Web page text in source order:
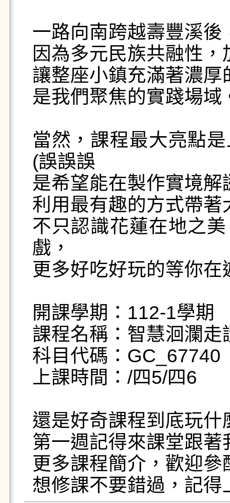
一路向南跨越壽豐溪
因為多元民族共融性
讓整座小鎮充滿著濃
是我們聚焦的實踐場域
當然，課程最大亮點
(誤誤誤
是希望能在製作實境
利用最有趣的方式帶
不只認識花蓮在地之
戲，
更多好吃好玩的等你在
開課學期：112-1學期
課程名稱：智慧洄瀾走
科目代碼：GC_67740
上課時間：/四5/四6
還是好奇課程到底玩什
第一週記得來課堂跟
更多課程簡介，歡迎參
想修課不要錯過，記得